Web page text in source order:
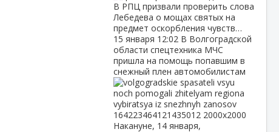
В РПЦ призвали проверить слова
Лебедева о мощах святых на
предмет оскорбления чувств…
15 января 12:02 В Волгоградской
области спецтехника МЧС
пришла на помощь попавшим в
снежный плен автомобилистам
Накануне, 14 января,